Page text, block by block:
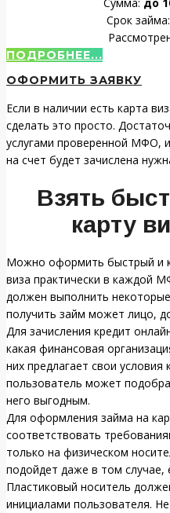
Срок займа:
ПОДРОБНЕЕ...
ОФОРМИТЬ ЗАЯВКУ
Если в наличии есть карта
сделать это просто.
услугами проверенной МФО,
на счет будет зачислена
Взять
карту
Можно оформить быстрый и
виза практически в каждой
должен выполнить
получить займ может лицо,
Для зачисления кредит
какая финансовая
них предлагает свои условия
пользователь может
него выгодным.
Для оформления займа на
соответствовать
только на физическом
подойдет даже в том случае,
Пластиковый носитель
инициалами пользователя.